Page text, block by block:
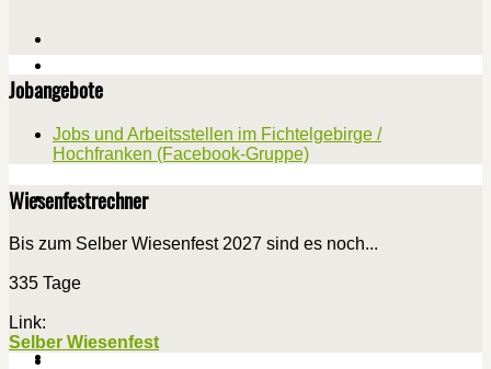
Jobangebote
Jobs und Arbeitsstellen im Fichtelgebirge /
Hochfranken (Facebook-Gruppe)
Wiesenfestrechner
Bis zum Selber Wiesenfest 2027 sind es noch...
335 Tage
Link:
Selber Wiesenfest